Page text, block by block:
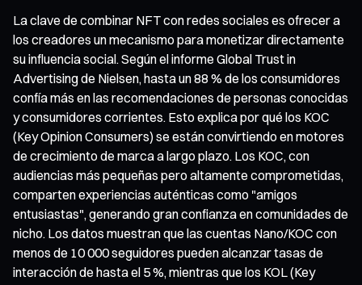
La clave de combinar NFT con redes sociales es ofrecer a
los creadores un mecanismo para monetizar directamente
su influencia social. Según el informe Global Trust in
Advertising de Nielsen, hasta un 88 % de los consumidores
confía más en las recomendaciones de personas conocidas
y consumidores corrientes. Esto explica por qué los KOC
(Key Opinion Consumers) se están convirtiendo en motores
de crecimiento de marca a largo plazo. Los KOC, con
audiencias más pequeñas pero altamente comprometidas,
comparten experiencias auténticas como "amigos
entusiastas", generando gran confianza en comunidades de
nicho. Los datos muestran que las cuentas Nano/KOC con
menos de 10 000 seguidores pueden alcanzar tasas de
interacción de hasta el 5 %, mientras que los KOL (Key